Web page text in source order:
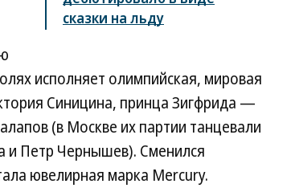
сказки на льду
исполняет олимпийская, мировая
Синицина, принца Зигфрида —
(в Москве их партии танцевали
и Петр Чернышев). Сменился
ювелирная марка Mercury.